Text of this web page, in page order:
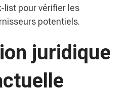
list pour vérifier les
potentiels.
juridique